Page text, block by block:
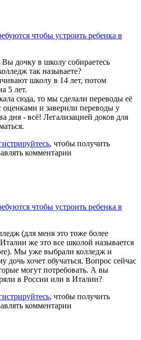
чтобы устроить ребенка в
дочку в школу собираетесь
так называете?
школу в 14 лет, потом
5 лет.
сюда, то мы сделали переводы её
и заверили переводы у
дня - всё! Легализацией доков для
, чтобы получить
комментарии
чтобы устроить ребенка в
(для меня это тоже более
же это все школой называется
Мы уже выбрали колледж и
дочь хочет обучаться. Вопрос сейчас
могут потребовать. А вы
в России или в Италии?
, чтобы получить
комментарии